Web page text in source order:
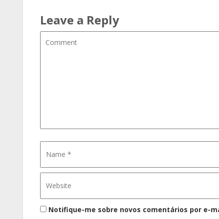
Leave a Reply
Notifique-me sobre novos comentários por e-